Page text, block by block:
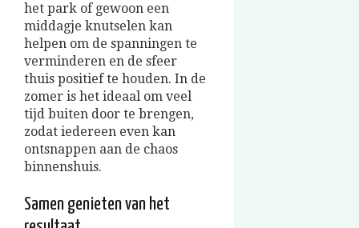
het park of gewoon een
middagje knutselen kan
helpen om de spanningen te
verminderen en de sfeer
thuis positief te houden. In de
zomer is het ideaal om veel
tijd buiten door te brengen,
zodat iedereen even kan
ontsnappen aan de chaos
binnenshuis.
Samen genieten van het